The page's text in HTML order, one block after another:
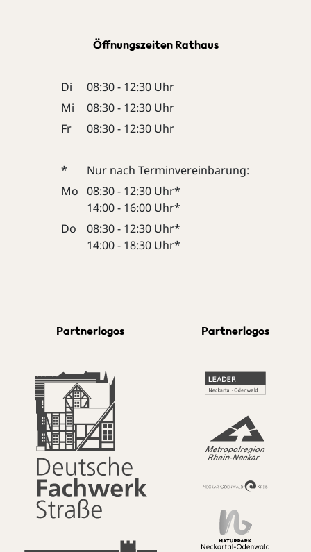
Öffnungszeiten Rathaus
Di
08:30 - 12:30 Uhr
Mi
08:30 - 12:30 Uhr
Fr
08:30 - 12:30 Uhr
*
Nur nach Terminvereinbarung:
Mo 08:30 - 12:30 Uhr*
14:00 - 16:00 Uhr*
Do
08:30 - 12:30 Uhr*
14:00 - 18:30 Uhr*
Partnerlogos Partnerlogos